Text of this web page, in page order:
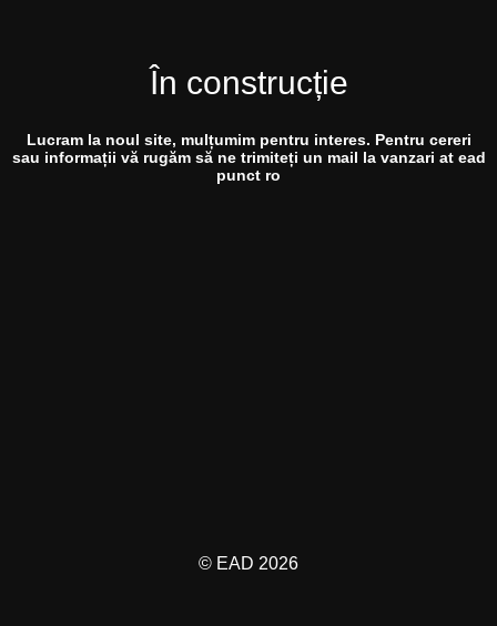
În construcție
Lucram la noul site, mulțumim pentru interes. Pentru cereri
sau informații vă rugăm să ne trimiteți un mail la vanzari at ead
punct ro
© EAD 2026